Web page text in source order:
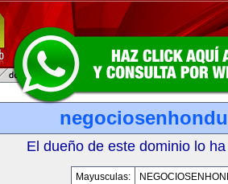
El dueño de este dominio lo
Mayusculas: